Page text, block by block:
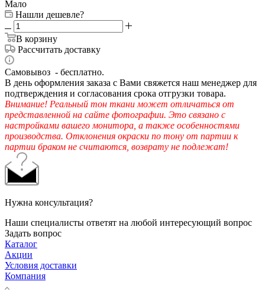
Мало
Нашли дешевле?
В корзину
Рассчитать доставку
Самовывоз - бесплатно.
В день оформления заказа с Вами свяжется наш менеджер для
подтверждения и согласования срока отгрузки товара.
Внимание! Реальный тон ткани может отличаться от
представленной на сайте фотографии. Это связано с
настройками вашего монитора, а также особенностями
производства. Отклонения окраски по тону от партии к
партии браком не считаются, возврату не подлежат!
Нужна консультация?
Наши специалисты ответят на любой интересующий вопрос
Задать вопрос
Каталог
Акции
Условия доставки
Компания